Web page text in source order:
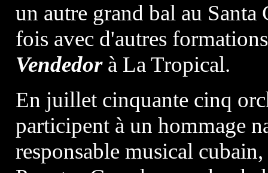
un autre grand bal au
fois avec d'autres
Vendedorà La Tropical.
En juillet cinquante cinq
participent à un hommage
responsable musical